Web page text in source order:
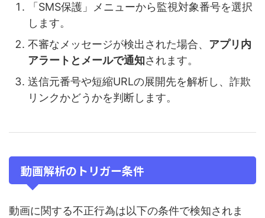
「SMS保護」メニューから監視対象番号を選択
します。
不審なメッセージが検出された場合、 アプリ内
アラートとメールで通知されます。
送信元番号や短縮URLの展開先を解析し、詐欺
リンクかどうかを判断します。
動画解析のトリガー条件
動画に関する不正行為は以下の条件で検知されま